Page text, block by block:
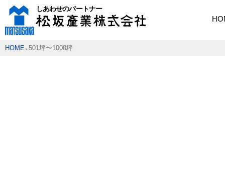
HOME > 501坪〜1000坪